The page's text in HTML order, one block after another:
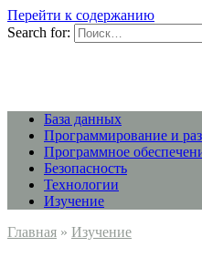
Перейти к содержанию
Search for:
База данных
Программирование и
Программное
Безопасность
Технологии
Изучение
Главная » Изучение